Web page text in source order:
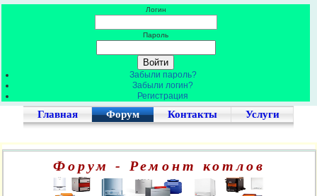
Логин
Пароль
Забыли пароль?
Забыли логин?
Регистрация
Главная Форум Контакты Услуги
Форум - Ремонт котлов